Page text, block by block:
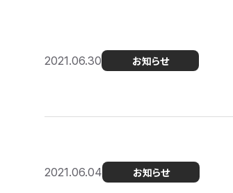
2021.06.30 お知らせ
2021.06.04 お知らせ